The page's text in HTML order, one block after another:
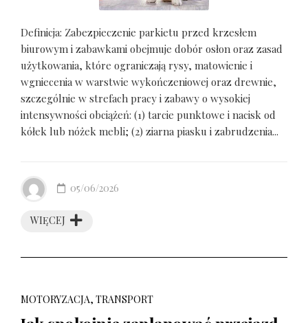
Definicja: Zabezpieczenie parkietu przed krzesłem
biurowym i zabawkami obejmuje dobór osłon oraz zasad
użytkowania, które ograniczają rysy, matowienie i
wgniecenia w warstwie wykończeniowej oraz drewnie,
szczególnie w strefach pracy i zabawy o wysokiej
intensywności obciążeń: (1) tarcie punktowe i nacisk od
kółek lub nóżek mebli; (2) ziarna piasku i zabrudzenia...
WIĘCEJ
05/06/2026
MOTORYZACJA, TRANSPORT